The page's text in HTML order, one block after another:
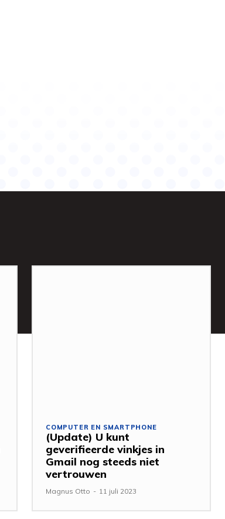
COMPUTER EN SMARTPHONE
(Update) U kunt
geverifieerde vinkjes in
Gmail nog steeds niet
vertrouwen
Magnus Otto - 11 juli 2023